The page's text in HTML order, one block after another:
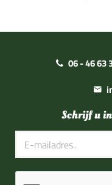
06 - 46 63
Schrijf u